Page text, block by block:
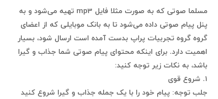
مسلما صوتی که به صورت مثلا فایل mp3 تهیه می‌شود و به
پنل پیام صوتی داده می‌شود تا به بانک موبایلی که از اعضای
گروه گروه تجربیات پراپ بدست آمده است ارسال شود، بسیار
اهمیت دارد. برای اینکه محتوای پیام صوتی شما جذاب و گیرا
باشد، به نکات زیر توجه کنید:
۱. شروع قوی
جلب توجه: پیام خود را با یک جمله جذاب و گیرا شروع کنید